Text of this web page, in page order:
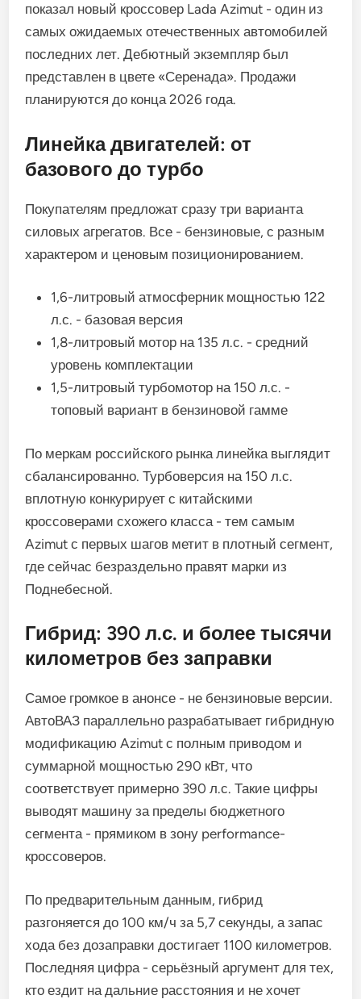
показал новый кроссовер Lada Azimut - один из
самых ожидаемых отечественных автомобилей
последних лет. Дебютный экземпляр был
представлен в цвете «Серенада». Продажи
планируются до конца 2026 года.
Линейка двигателей: от
базового до турбо
Покупателям предложат сразу три варианта
силовых агрегатов. Все - бензиновые, с разным
характером и ценовым позиционированием.
1,6-литровый атмосферник мощностью 122
л.с. - базовая версия
1,8-литровый мотор на 135 л.с. - средний
уровень комплектации
1,5-литровый турбомотор на 150 л.с. -
топовый вариант в бензиновой гамме
По меркам российского рынка линейка выглядит
сбалансированно. Турбоверсия на 150 л.с.
вплотную конкурирует с китайскими
кроссоверами схожего класса - тем самым
Azimut с первых шагов метит в плотный сегмент,
где сейчас безраздельно правят марки из
Поднебесной.
Гибрид: 390 л.с. и более тысячи
километров без заправки
Самое громкое в анонсе - не бензиновые версии.
АвтоВАЗ параллельно разрабатывает гибридную
модификацию Azimut с полным приводом и
суммарной мощностью 290 кВт, что
соответствует примерно 390 л.с. Такие цифры
выводят машину за пределы бюджетного
сегмента - прямиком в зону performance-
кроссоверов.
По предварительным данным, гибрид
разгоняется до 100 км/ч за 5,7 секунды, а запас
хода без дозаправки достигает 1100 километров.
Последняя цифра - серьёзный аргумент для тех,
кто ездит на дальние расстояния и не хочет